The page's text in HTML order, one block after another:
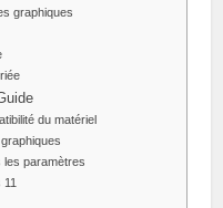
graphiques
du matériel
les paramètres